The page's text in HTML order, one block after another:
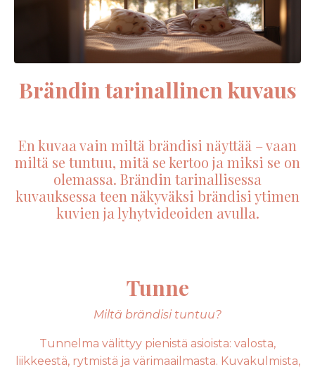
Brändin tarinallinen kuvaus
En kuvaa vain miltä brändisi näyttää – vaan
miltä se tuntuu, mitä se kertoo ja miksi se on
olemassa. Brändin tarinallisessa
kuvauksessa teen näkyväksi brändisi ytimen
kuvien ja lyhytvideoiden avulla.
Tunne
Miltä brändisi tuntuu?
Tunnelma välittyy pienistä asioista: valosta,
liikkeestä, rytmistä ja värimaailmasta. Kuvakulmista,